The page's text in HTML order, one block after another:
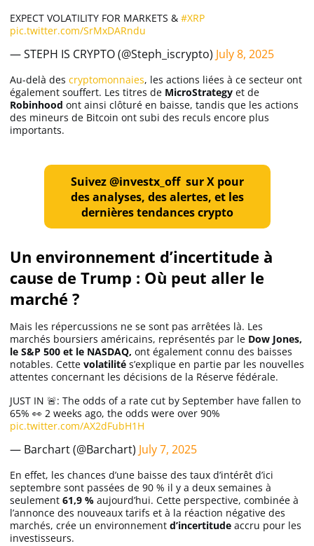
Meilleur Broker
Apprendre
Indicateurs techniques
Investir
Meilleures plateformes
EXPECT VOLATILITY FOR MARKETS & #XRP
pic.twitter.com/SrMxDARndu
— STEPH IS CRYPTO (@Steph_iscrypto) July 8, 2025
Au-delà des cryptomonnaies, les actions liées à ce secteur ont
également souffert. Les titres de MicroStrategy et de
Robinhood ont ainsi clôturé en baisse, tandis que les actions
des mineurs de Bitcoin ont subi des reculs encore plus
importants.
Suivez @investx_off sur X pour
des analyses, des alertes, et les
dernières tendances crypto
Un environnement d’incertitude à
cause de Trump : Où peut aller le
marché ?
Mais les répercussions ne se sont pas arrêtées là. Les
marchés boursiers américains, représentés par le Dow Jones,
le S&P 500 et le NASDAQ, ont également connu des baisses
notables. Cette volatilité s’explique en partie par les nouvelles
attentes concernant les décisions de la Réserve fédérale.
JUST IN 🚨: The odds of a rate cut by September have fallen to
65% 👀 2 weeks ago, the odds were over 90%
pic.twitter.com/AX2dFubH1H
— Barchart (@Barchart) July 7, 2025
En effet, les chances d’une baisse des taux d’intérêt d’ici
septembre sont passées de 90 % il y a deux semaines à
seulement 61,9 % aujourd’hui. Cette perspective, combinée à
l’annonce des nouveaux tarifs et à la réaction négative des
marchés, crée un environnement d’incertitude accru pour les
investisseurs.